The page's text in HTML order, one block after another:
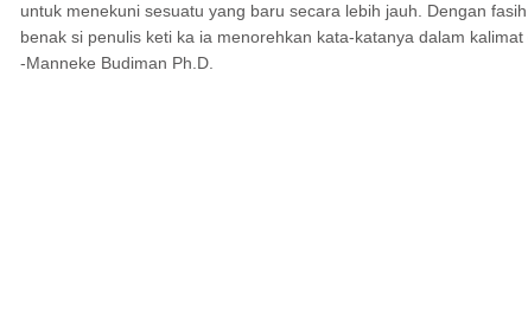
untuk menekuni sesuatu yang baru secara lebih jauh. Dengan
benak si penulis keti ka ia menorehkan kata-katanya dalam kalimat
-Manneke Budiman Ph.D.